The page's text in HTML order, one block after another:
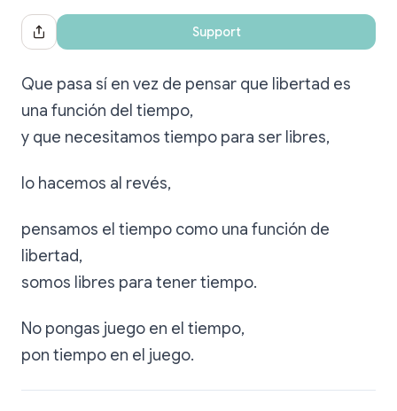
Share Dialog Support
Que pasa sí en vez de pensar que libertad es
una función del tiempo,
y que necesitamos tiempo para ser libres,
lo hacemos al revés,
pensamos el tiempo como una función de
libertad,
somos libres para tener tiempo.
No pongas juego en el tiempo,
pon tiempo en el juego.